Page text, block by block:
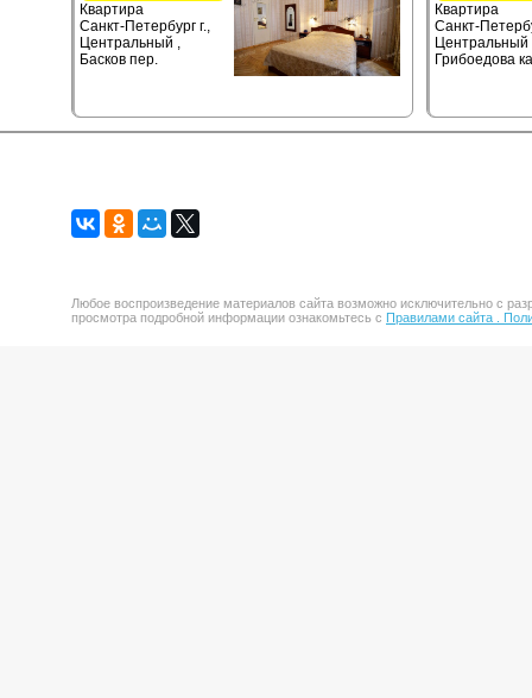
Квартира
Санкт-Петербург г.,
Центральный ,
Басков пер.
Квартира
Санкт-
Центральный
Грибоедова
Любое воспроизведение материалов сайта возможно исключительно с
просмотра подробной информации ознакомьтесь с Правилами сайта .